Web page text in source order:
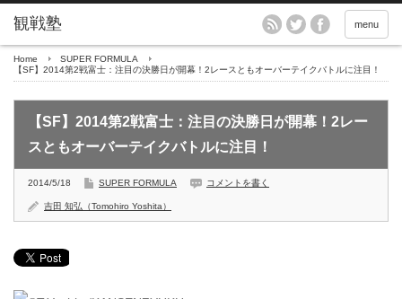
menu
Home
SUPER FORMULA
【SF】2014第2戦富士：注目の決勝日が開幕！2レースともオーバーテイクバトルに注目！
【SF】2014第2戦富士：注目の決勝日が開幕！2レー
スともオーバーテイクバトルに注目！
2014/5/18 SUPER FORMULA コメントを書く
吉田 知弘（Tomohiro Yoshita）